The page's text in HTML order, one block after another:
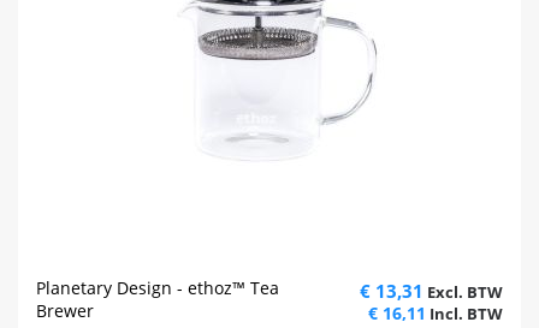
Planetary Design - ethoz™ Tea
Brewer
€ 13,31
€ 16,11